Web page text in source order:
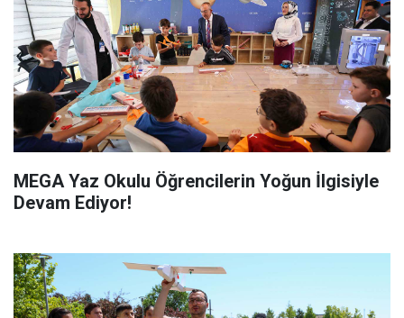
MEGA Yaz Okulu Öğrencilerin Yoğun İlgisiyle
Devam Ediyor!